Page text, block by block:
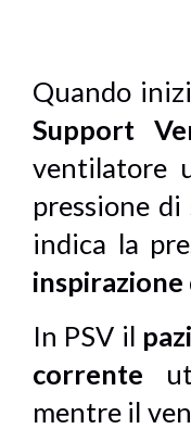
Quando
Support
ventilatore
pressione
indica la
inspirazione
In PSV il
corrente
mentre il